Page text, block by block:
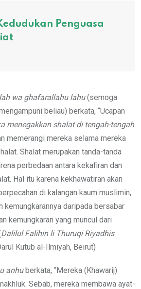
Penguasa
wa ghafarallahu lahu(semoga
beliau) berkata, “Ucapan
menegakkan shalat di tengah-tengah
memerangi mereka selama mereka
Shalat merupakan tanda-tanda
perbedaan antara kekafiran dan
Hal itu karena kekhawatiran akan
di kalangan kaum muslimin,
kemungkarannya daripada bersabar
kemungkaran yang muncul dari
Dalilul Falihin li Thuruqi Riyadhis
Kutub al-Ilmiyah, Beirut)
anhuberkata, “Mereka (Khawarij)
Sebab, mereka membawa ayat-